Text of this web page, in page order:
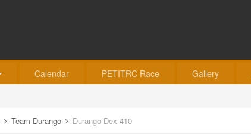
Calendar PETITRC Race Gallery
Team Durango Durango Dex 410